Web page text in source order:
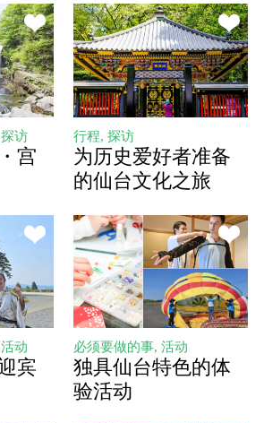
访
宫
行程, 探访
为历史爱好者准备
的仙台文化之旅
动
宾
必须要做的事, 活动
独具仙台特色的体
验活动